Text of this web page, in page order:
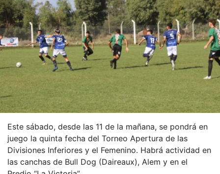
Este sábado, desde las 11 de la mañana, se pondrá en
juego la quinta fecha del Torneo Apertura de las
Divisiones Inferiores y el Femenino. Habrá actividad en
las canchas de Bull Dog (Daireaux), Alem y en el